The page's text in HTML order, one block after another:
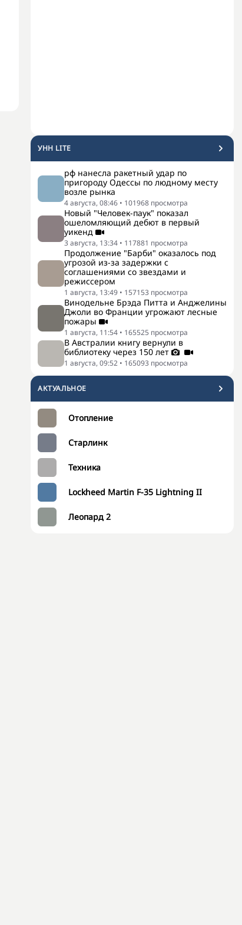
УНН LITE
рф нанесла ракетный удар по
пригороду Одессы по людному месту
возле рынка
4 августа, 08:46 • 101968 просмотра
Новый "Человек-паук" показал
ошеломляющий дебют в первый
уикенд
3 августа, 13:34 • 117881 просмотра
Продолжение "Барби" оказалось под
угрозой из-за задержки с
соглашениями со звездами и
режиссером
1 августа, 13:49 • 157153 просмотра
Винодельне Брэда Питта и Анджелины
Джоли во Франции угрожают лесные
пожары
1 августа, 11:54 • 165525 просмотра
В Австралии книгу вернули в
библиотеку через 150 лет
1 августа, 09:52 • 165093 просмотра
АКТУАЛЬНОЕ
Отопление
Старлинк
Техника
Lockheed Martin F-35 Lightning II
Леопард 2